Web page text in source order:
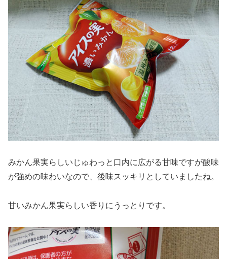
みかん果実らしいじゅわっと口内に広がる甘味ですが酸味
が強めの味わいなので、後味スッキリとしていましたね。
甘いみかん果実らしい香りにうっとりです。